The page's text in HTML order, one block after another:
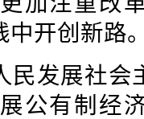
中开创新路
民发展社会
公有制经